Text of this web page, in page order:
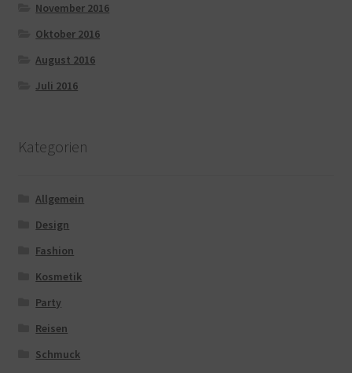
November 2016
Oktober 2016
August 2016
Juli 2016
Kategorien
Allgemein
Design
Fashion
Kosmetik
Party
Reisen
Schmuck